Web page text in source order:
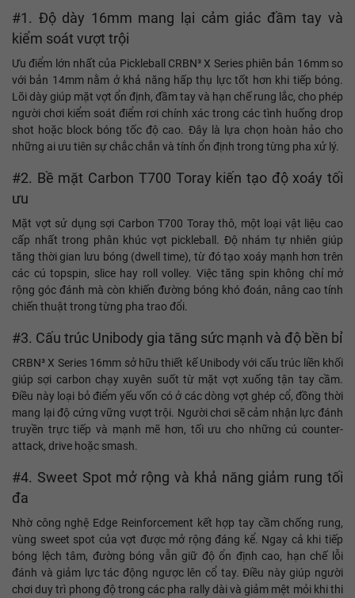
#1. Độ dày 16mm mang lại cảm giác đầm tay và
kiểm soát vượt trội
Ưu điểm lớn nhất của Pickleball CRBN³ X Series phiên bản 16mm so
với bản 14mm nằm ở khả năng hấp thụ lực tốt hơn khi tiếp bóng.
Lõi dày giúp mặt vợt ổn định, đầm tay và hạn chế rung lắc, cho phép
người chơi kiểm soát điểm rơi chính xác trong các tình huống drop
shot hoặc block bóng tốc độ cao. Đây là lựa chọn hoàn hảo cho
những ai ưu tiên sự chắc chắn và tính ổn định trong từng pha xử lý.
#2. Bề mặt Carbon T700 Toray kiến tạo độ xoáy tối
ưu
Mặt vợt sử dụng sợi Carbon T700 Toray thô, một loại vật liệu cao
cấp nhất trong phân khúc vợt pickleball. Độ nhám tự nhiên giúp
tăng thời gian lưu bóng (dwell time), từ đó tạo xoáy mạnh hơn trên
các cú topspin, slice hay roll volley. Việc tăng spin không chỉ mở
rộng góc đánh mà còn khiến đường bóng khó đoán, nâng cao tính
chiến thuật trong từng pha trao đổi.
#3. Cấu trúc Unibody gia tăng sức mạnh và độ bền bỉ
CRBN³ X Series 16mm sở hữu thiết kế Unibody với cấu trúc liền khối
giúp sợi carbon chạy xuyên suốt từ mặt vợt xuống tận tay cầm.
Điều này loại bỏ điểm yếu vốn có ở các dòng vợt ghép cổ, đồng thời
mang lại độ cứng vững vượt trội. Người chơi sẽ cảm nhận lực đánh
truyền trực tiếp và mạnh mẽ hơn, tối ưu cho những cú counter-
attack, drive hoặc smash.
#4. Sweet Spot mở rộng và khả năng giảm rung tối
đa
Nhờ công nghệ Edge Reinforcement kết hợp tay cầm chống rung,
vùng sweet spot của vợt được mở rộng đáng kể. Ngay cả khi tiếp
bóng lệch tâm, đường bóng vẫn giữ độ ổn định cao, hạn chế lỗi
đánh và giảm lực tác động ngược lên cổ tay. Điều này giúp người
chơi duy trì phong độ trong các pha rally dài và giảm mệt mỏi khi thi